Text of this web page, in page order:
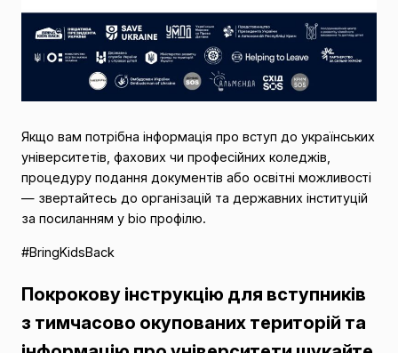
Якщо вам потрібна інформація про вступ до українських
університетів, фахових чи професійних коледжів,
процедуру подання документів або освітні можливості
— звертайтесь до організацій та державних інституцій
за посиланням у bio профілю.
#BringKidsBack
Покрокову інструкцію для вступників
з тимчасово окупованих територій та